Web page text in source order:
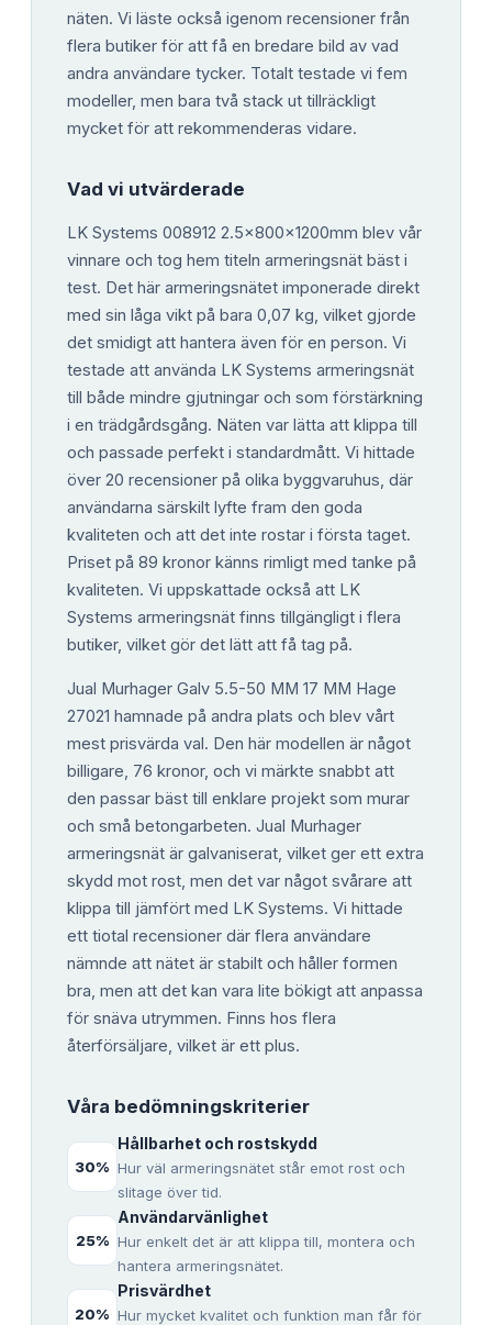
näten. Vi läste också igenom recensioner från
flera butiker för att få en bredare bild av vad
andra användare tycker. Totalt testade vi fem
modeller, men bara två stack ut tillräckligt
mycket för att rekommenderas vidare.
Vad vi utvärderade
LK Systems 008912 2.5x800x1200mm blev vår
vinnare och tog hem titeln armeringsnät bäst i
test. Det här armeringsnätet imponerade direkt
med sin låga vikt på bara 0,07 kg, vilket gjorde
det smidigt att hantera även för en person. Vi
testade att använda LK Systems armeringsnät
till både mindre gjutningar och som förstärkning
i en trädgårdsgång. Näten var lätta att klippa till
och passade perfekt i standardmått. Vi hittade
över 20 recensioner på olika byggvaruhus, där
användarna särskilt lyfte fram den goda
kvaliteten och att det inte rostar i första taget.
Priset på 89 kronor känns rimligt med tanke på
kvaliteten. Vi uppskattade också att LK
Systems armeringsnät finns tillgängligt i flera
butiker, vilket gör det lätt att få tag på.
Jual Murhager Galv 5.5-50 MM 17 MM Hage
27021 hamnade på andra plats och blev vårt
mest prisvärda val. Den här modellen är något
billigare, 76 kronor, och vi märkte snabbt att
den passar bäst till enklare projekt som murar
och små betongarbeten. Jual Murhager
armeringsnät är galvaniserat, vilket ger ett extra
skydd mot rost, men det var något svårare att
klippa till jämfört med LK Systems. Vi hittade
ett tiotal recensioner där flera användare
nämnde att nätet är stabilt och håller formen
bra, men att det kan vara lite bökigt att anpassa
för snäva utrymmen. Finns hos flera
återförsäljare, vilket är ett plus.
Våra bedömningskriterier
30%
Hållbarhet och rostskydd
Hur väl armeringsnätet står emot rost och
slitage över tid.
25%
Användarvänlighet
Hur enkelt det är att klippa till, montera och
hantera armeringsnätet.
20%
Prisvärdhet
Hur mycket kvalitet och funktion man får för